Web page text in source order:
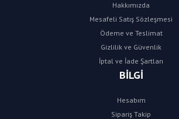
Hakkımızda
Mesafeli Satış Sözleşmesi
Ödeme ve Teslimat
Gizlilik ve Güvenlik
İptal ve İade Şartları
BİLGİ
Hesabım
Sipariş Takip